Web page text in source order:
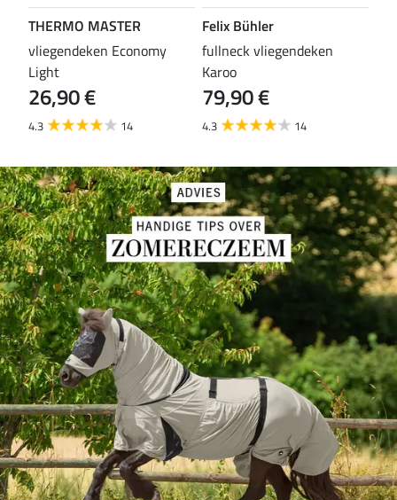
THERMO MASTER
vliegendeken Economy
Light
26,90 €
4.3 14
Felix Bühler
fullneck vliegendeken
Karoo
79,90 €
4.3 14